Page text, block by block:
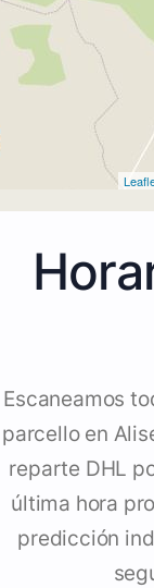
Escaneamos
parcello en
reparte DHL
última hora
predicción